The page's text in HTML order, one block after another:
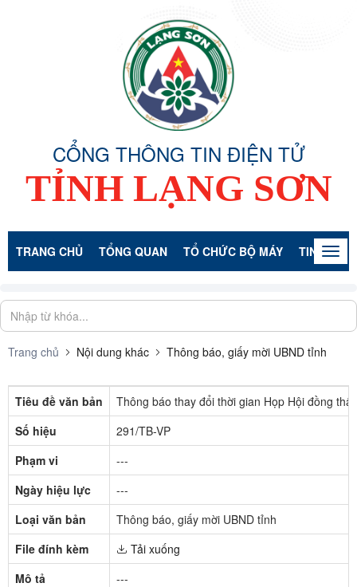
CỔNG THÔNG TIN ĐIỆN TỬ
TỈNH LẠNG SƠN
TRANG CHỦ TỔNG QUAN TỔ CHỨC BỘ MÁY TIN TỨC -
Trang chủ Nội dung khác Thông báo, giấy mời UBND tỉnh
Tiêu đề văn bản
Thông báo thay đổi thời gian Họp Hội đồng
Số hiệu
291/TB-VP
Phạm vi
---
Ngày hiệu lực
---
Loại văn bản
Thông báo, giấy mời UBND tỉnh
File đính kèm
Tải xuống
Mô tả
---